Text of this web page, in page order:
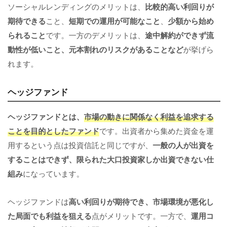
ソーシャルレンディングのメリットは、 比較的高い利回りが
期待できること、 短期での運用が可能なこと
少額から始め
られることです。一方のデメリットは、 途中解約ができず流
動性が低いこと、元本割れのリスクがあることなどが挙げら
れます。
ヘッジファンド
ヘッジファンドとは、 市場の動きに関係なく利益を追求する
ことを目的としたファンドです。出資者から集めた資金を運
用するという点は投資信託と同じですが、 一般の人が出資を
することはできず、限られた大口投資家しか出資できない仕
組みになっています。
ヘッジファンドは高い利回りが期待でき、市場環境が悪化し
た局面でも利益を狙える点がメリットです。一方で、 運用コ